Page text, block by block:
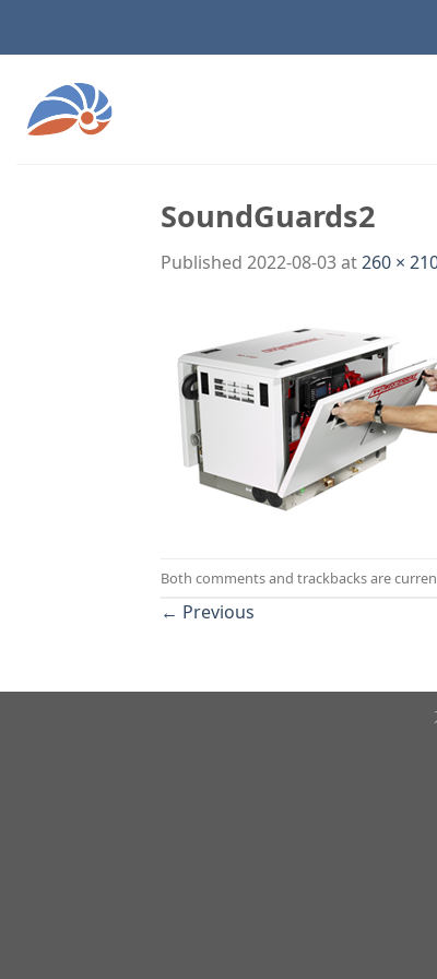
SoundGuards2
Published 2022-08-03at260 ×
Both comments and trackbacks are
← Previous